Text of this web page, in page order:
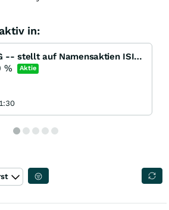
in:
Viromed Medical AG -- stellt auf Namensaktien ISIN DE000A40ZVN7 um
% Aktie